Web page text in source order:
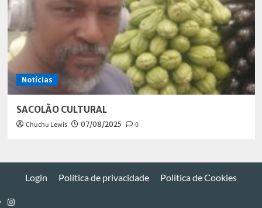
Notícias
SACOLÃO CULTURAL
Chuchu Lewis 07/08/2025 0
Login Política de privacidade Política de Cookies
Instagram